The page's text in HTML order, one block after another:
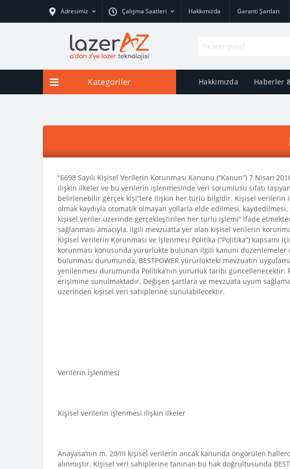
Adresimiz Çalışma Saatleri Hakkımızda Garanti Şartları
Kategoriler Hakkımızda Haberler
“6698 Sayılı Kişisel Verilerin Korunması Kanunu (“Kanun”) 7 Nisan
ilişkin ilkeler ve bu verilerin işlenmesinde veri sorumlusu sıfatı
belirlenebilir gerçek kişi”lere ilişkin her türlü bilgidir. Kişisel verilerin
olmak kaydıyla otomatik olmayan yollarla elde edilmesi,
kişisel veriler üzerinde gerçekleştirilen her türlü işlemi” ifade etmektedir.
sağlanması amacıyla, ilgili mevzuatta yer alan kişisel verilerin
Kişisel Verilerin Korunması ve İşlenmesi Politika (“Politika”) kapsamı
korunması konusunda yürürlükte bulunan ilgili kanuni
bulunması durumunda, BESTPOWER yürürlükteki mevzuatın
yenilenmesi durumunda Politika’nın yürürlük tarihi güncellenecektir.
erişimine sunulmaktadır. Değişen şartlara ve mevzuata uyum
üzerinden kişisel veri sahiplerine sunulabilecektir.
Verilerin İşlenmesi
Kişisel verilerin işlenmesi ilişkin ilkeler
Anayasa’nın m. 20/III kişisel verilerin ancak kanunda öngörülen
alınmıştır. Kişisel veri sahiplerine tanınan bu hak doğrultusunda